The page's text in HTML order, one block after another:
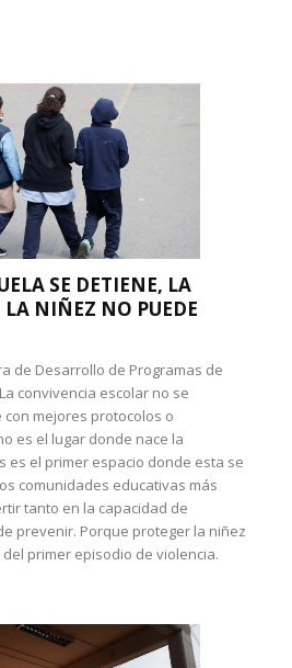
SE DETIENE, LA
LA NIÑEZ NO PUEDE
de Desarrollo de Programas de
convivencia escolar no se
mejores protocolos o
es el lugar donde nace la
es el primer espacio donde esta se
comunidades educativas más
tanto en la capacidad de
prevenir. Porque proteger la niñez
primer episodio de violencia.